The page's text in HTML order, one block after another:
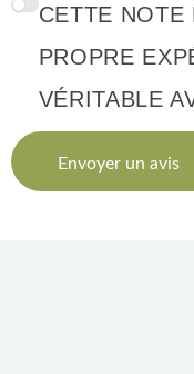
CETTE NOTE
PROPRE
VÉRITABLE
Envoyer un avis